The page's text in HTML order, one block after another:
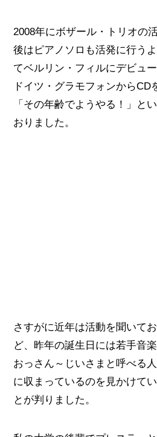
2008年にボザール・トリオの
後はピアノソロも活発に行う
てベルリン・フィルにデビュ
ドイツ・グラモフォンからCD
「その年齢でようやる！」と
おりました。
さすがに近年は活動を聞いて
ど、昨年の誕生日には若手音
おっさん～じいさまと呼べる
に収まっているのを見かけて
とが判りました。